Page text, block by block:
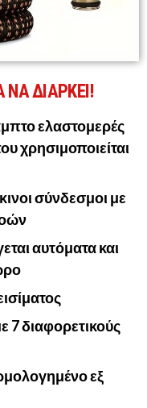
ΔΙΑΡΚΕΙ!
ελαστομερές
χρησιμοποιείται
σύνδεσμοι με
αυτόματα και
7 διαφορετικούς
εξ